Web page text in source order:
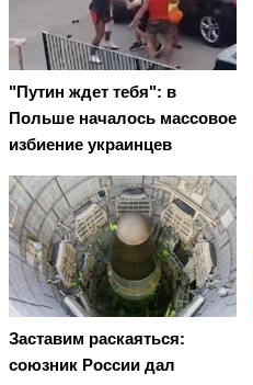
"Путин ждет тебя": в
Польше началось массовое
избиение украинцев
Заставим раскаяться:
союзник России дал